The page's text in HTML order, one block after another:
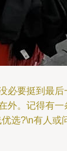
要挺到最
。记得有
选?\n有人或